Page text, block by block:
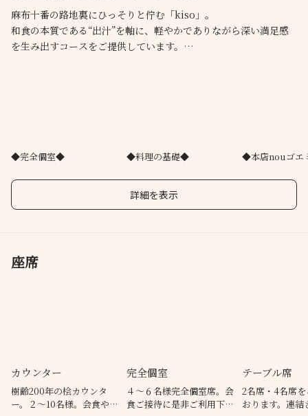
麻布十番の路地裏にひっそりと佇む「kiso」。
和食の本質である“出汁”を軸に、軽やかでありながら深い満足感
を生み出すコースをご提供しています。
約束します。
大切な会食や特別なひとときに、何度でも訪れたくなる時間を。
◆完全個室◆ ◆料理の基礎◆ ◆本店nouゴエ
詳細を表示
座席
カウンター
樹齢200年の桧カウンタ
ー。２〜10名様。会食やデ
完全個室
４〜６名様完全個室席。会
食ご接待に是非ご利用下さ
テーブル席
2名席・4名席
おります。連結